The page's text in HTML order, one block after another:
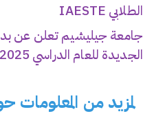
الطلابي IAESTE
جامعة جيليشيم تعلن عن
الجديدة للعام الدراسي 2025-2024
لمزيد من المعلومات